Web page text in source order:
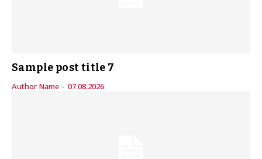
Sample post title 7
Author Name - 07.08.2026